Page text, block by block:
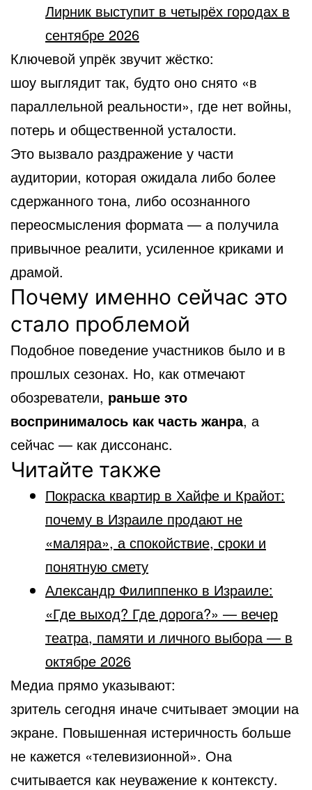
Лирник выступит в четырёх городах в
сентябре 2026
Ключевой упрёк звучит жёстко:
шоу выглядит так, будто оно снято «в
параллельной реальности», где нет войны,
потерь и общественной усталости.
Это вызвало раздражение у части
аудитории, которая ожидала либо более
сдержанного тона, либо осознанного
переосмысления формата — а получила
привычное реалити, усиленное криками и
драмой.
Почему именно сейчас это
стало проблемой
Подобное поведение участников было и в
прошлых сезонах. Но, как отмечают
обозреватели, раньше это
воспринималось как часть жанра, а
сейчас — как диссонанс.
Читайте также
Покраска квартир в Хайфе и Крайот:
почему в Израиле продают не
«маляра», а спокойствие, сроки и
понятную смету
Александр Филиппенко в Израиле:
«Где выход? Где дорога?» — вечер
театра, памяти и личного выбора — в
октябре 2026
Медиа прямо указывают:
зритель сегодня иначе считывает эмоции на
экране. Повышенная истеричность больше
не кажется «телевизионной». Она
считывается как неуважение к контексту.